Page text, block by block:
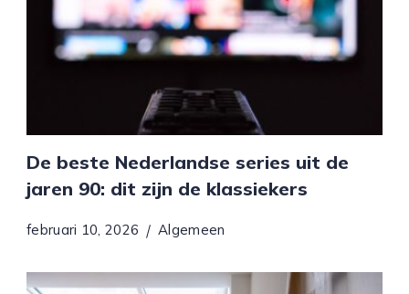
De beste Nederlandse series uit de
jaren 90: dit zijn de klassiekers
februari 10, 2026 Algemeen